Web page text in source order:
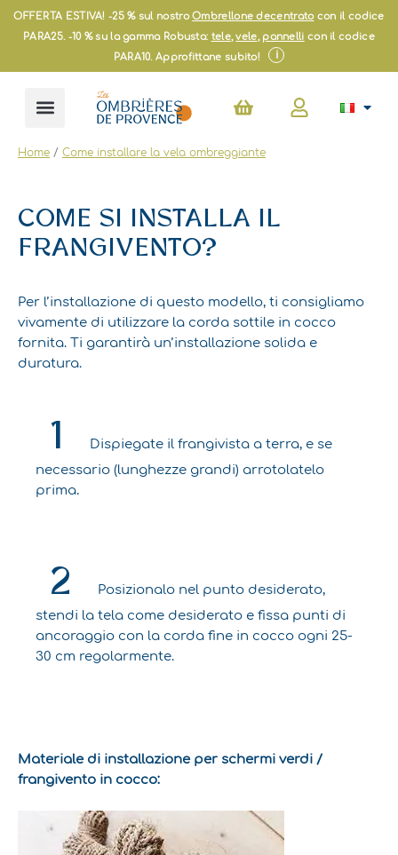
VaiOFFERTA ESTIVA! -25 % sul nostroOmbrellone decentratocon il codice
PARA25. -10 % su la gamma Robusta: tele,vele, pannelli con il codice
PARA10. Approfittane subito! i
Carrello
Home / Come installare la vela ombreggiante
COME SI INSTALLA IL
FRANGIVENTO?
Per l’installazione di questo modello, ti consigliamo
vivamente di utilizzare la corda sottile in cocco
fornita. Ti garantirà un’installazione solida e
duratura.
1
Dispiegate il frangivista a terra, e se
necessario (lunghezze grandi) arrotolatelo
prima.
2
Posizionalo nel punto desiderato,
stendi la tela come desiderato e fissa punti di
ancoraggio con la corda fine in cocco ogni 25-
30 cm regolarmente.
Materiale di installazione per schermi verdi /
frangivento in cocco: